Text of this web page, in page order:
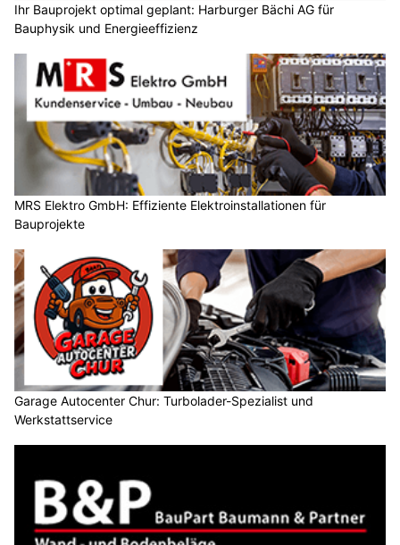
Ihr Bauprojekt optimal geplant: Harburger Bächi AG für
Bauphysik und Energieeffizienz
MRS Elektro GmbH: Effiziente Elektroinstallationen für
Bauprojekte
Garage Autocenter Chur: Turbolader-Spezialist und
Werkstattservice